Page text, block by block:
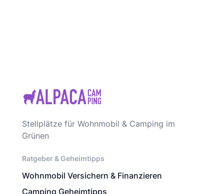
Stellplätze für Wohnmobil & Camping im
Grünen
Ratgeber & Geheimtipps
Wohnmobil Versichern & Finanzieren
Camping Geheimtipps